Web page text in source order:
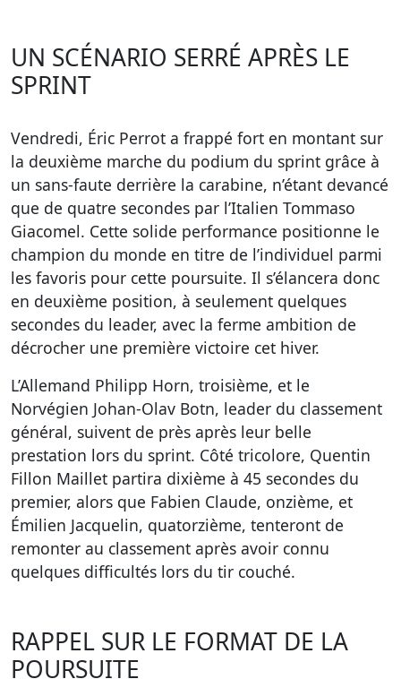
UN SCÉNARIO SERRÉ APRÈS LE
SPRINT
Vendredi, Éric Perrot a frappé fort en montant sur
la deuxième marche du podium du sprint grâce à
un sans-faute derrière la carabine, n’étant devancé
que de quatre secondes par l’Italien Tommaso
Giacomel. Cette solide performance positionne le
champion du monde en titre de l’individuel parmi
les favoris pour cette poursuite. Il s’élancera donc
en deuxième position, à seulement quelques
secondes du leader, avec la ferme ambition de
décrocher une première victoire cet hiver.
L’Allemand Philipp Horn, troisième, et le
Norvégien Johan-Olav Botn, leader du classement
général, suivent de près après leur belle
prestation lors du sprint. Côté tricolore, Quentin
Fillon Maillet partira dixième à 45 secondes du
premier, alors que Fabien Claude, onzième, et
Émilien Jacquelin, quatorzième, tenteront de
remonter au classement après avoir connu
quelques difficultés lors du tir couché.
RAPPEL SUR LE FORMAT DE LA
POURSUITE